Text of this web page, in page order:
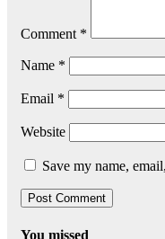
Comment *
Name *
Email *
Website
Save my name,
You missed